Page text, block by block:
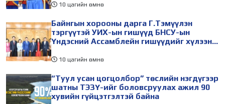
10 цагийн өмнө
Байнгын хорооны дарга Г.Тэмүүлэн
тэргүүтэй УИХ-ын гишүүд БНСУ-ын
Үндэсний Ассамблейн гишүүдийг хүлээн
10 цагийн өмнө
“Туул усан цогцолбор” төслийн нэгдүгээр
шатны ТЭЗҮ-ийг боловсруулах ажил 90
хувийн гүйцэтгэлтэй байна